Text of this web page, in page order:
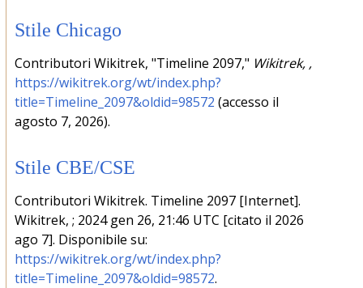
Stile Chicago
Contributori Wikitrek, "Timeline 2097," Wikitrek, ,
https://wikitrek.org/wt/index.php?
title=Timeline_2097&oldid=98572 (accesso il
agosto 7, 2026).
Stile CBE/CSE
Contributori Wikitrek. Timeline 2097 [Internet].
Wikitrek, ; 2024 gen 26, 21:46 UTC [citato il 2026
ago 7]. Disponibile su:
https://wikitrek.org/wt/index.php?
title=Timeline_2097&oldid=98572.